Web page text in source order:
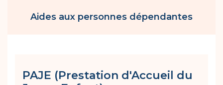
Aides aux personnes dépendantes
PAJE (Prestation d'Accueil du